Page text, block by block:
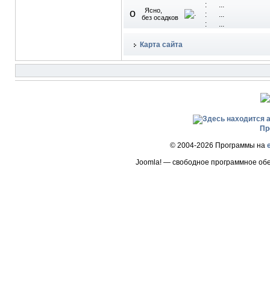
o
Ясно,
без осадков
:
...
:
...
:
...
Карта сайта
© 2004-2026 Программы на
Joomla! — свободное программное